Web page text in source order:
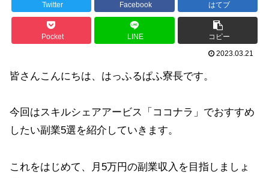
Twitter Facebook はてブ
Pocket LINE
コピー
2023.03.21
皆さんこんにちは、はっふるぱふ寮長です。
今回はスキルシェアアービス「ココナラ」でおすすめ
したい副業5選を紹介していきます。
これをはじめて、月5万円の副業収入を目指しましょ